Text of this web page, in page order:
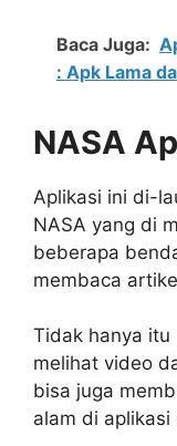
Baca Juga:
: Apk Lama
NASA
Aplikasi ini di-
NASA yang di
beberapa
membaca
Tidak hanya itu
melihat video
bisa juga
alam di aplikasi